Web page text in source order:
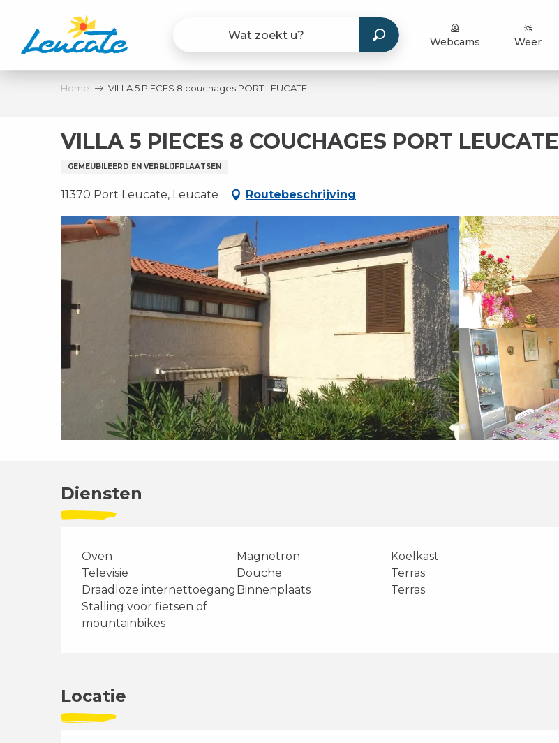
contenu
principal
Webcams Weer
Home VILLA 5 PIECES 8 couchages PORT LEUCATE
VILLA 5 PIECES 8 COUCHAGES PORT LEUCATE
GEMEUBILEERD EN VERBLIJFPLAATSEN
11370 Port Leucate, Leucate Routebeschrijving
Diensten
Oven Magnetron
Koelkast
Televisie
Douche
Terras
Draadloze internettoegang Binnenplaats
Terras
Stalling voor fietsen of
mountainbikes
Locatie